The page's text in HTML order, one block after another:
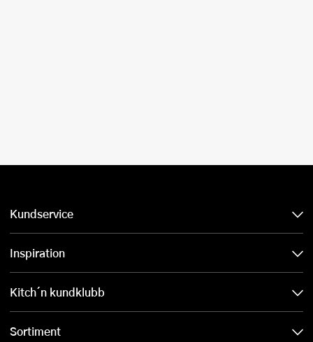
Kundservice
Inspiration
Kitch´n kundklubb
Sortiment